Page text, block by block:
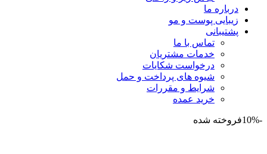
درباره ما
زیبایی پوست و مو
پشتیبانی
تماس با ما
خدمات مشتریان
درخواست شکایات
شیوه های پرداخت و حمل
شرایط و مقررات
خرید عمده
-10% فروخته شده